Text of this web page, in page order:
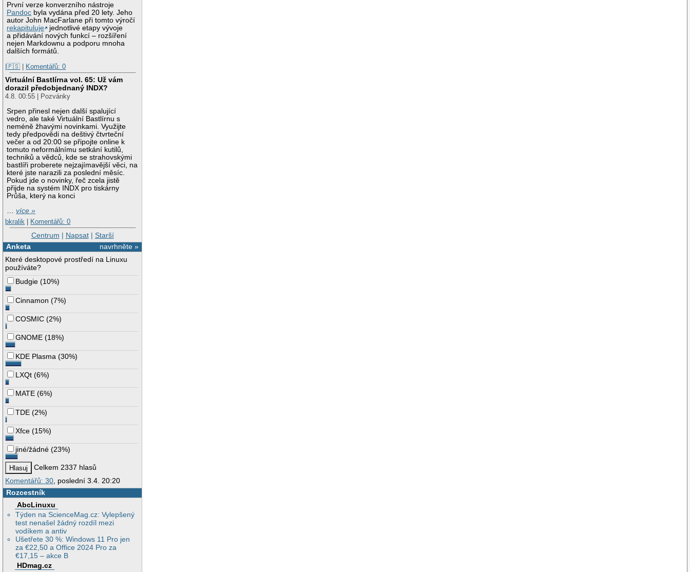
První verze konverzního nástroje
Pandoc byla vydána před 20 lety. Jeho
autor John MacFarlane při tomto výročí
rekapituluje
jednotlivé etapy vývoje
a přidávání nových funkcí – rozšíření
nejen Markdownu a podporu mnoha
dalších formátů.
|🇵🇸 | Komentářů: 0
Virtuální Bastlírna vol. 65: Už vám
dorazil předobjednaný INDX?
4.8. 00:55 | Pozvánky
Srpen přinesl nejen další spalující
vedro, ale také Virtuální Bastlírnu s
neméně žhavými novinkami. Využijte
tedy předpovědi na deštivý čtvrteční
večer a od 20:00 se připojte online k
tomuto neformálnímu setkání kutilů,
techniků a vědců, kde se strahovskými
bastlíři proberete nejzajímavější věci, na
které jste narazili za poslední měsíc.
Pokud jde o novinky, řeč zcela jistě
přijde na systém INDX pro tiskárny
Průša, který na konci
…více »
bkralik
Komentářů: 0
Centrum | Napsat| Starší
navrhněte »
Anketa
Které desktopové prostředí na Linuxu
používáte?
Budgie (10%)
Cinnamon (7%)
COSMIC (2%)
GNOME (18%)
KDE Plasma (30%)
LXQt (6%)
MATE (6%)
TDE (2%)
Xfce (15%)
jiné/žádné (23%)
Celkem 2337 hlasů
Komentářů: 30 , poslední 3.4. 20:20
Rozcestník
AbcLinuxu
Týden na ScienceMag.cz: Vylepšený
test nenašel žádný rozdíl mezi
vodíkem a antiv
Ušetřete 30 %: Windows 11 Pro jen
za €22,50 a Office 2024 Pro za
€17,15 – akce B
HDmag.cz